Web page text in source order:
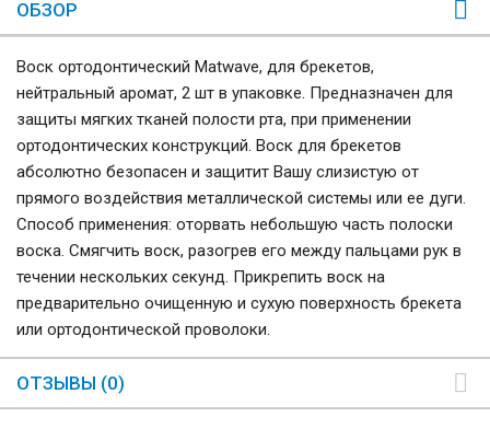
ОБЗОР
Воск ортодонтический Matwave, для брекетов,
нейтральный аромат, 2 шт в упаковке. Предназначен для
защиты мягких тканей полости рта, при применении
ортодонтических конструкций. Воск для брекетов
абсолютно безопасен и защитит Вашу слизистую от
прямого воздействия металлической системы или ее дуги.
Способ применения: оторвать небольшую часть полоски
воска. Смягчить воск, разогрев его между пальцами рук в
течении нескольких секунд. Прикрепить воск на
предварительно очищенную и сухую поверхность брекета
или ортодонтической проволоки.
ОТЗЫВЫ (0)